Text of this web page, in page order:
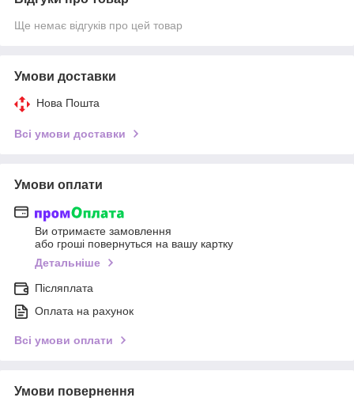
Ще немає відгуків про цей товар
Умови доставки
Нова Пошта
Всі умови доставки
Умови оплати
Ви отримаєте замовлення
або гроші повернуться на вашу картку
Детальніше
Післяплата
Оплата на рахунок
Всі умови оплати
Умови повернення